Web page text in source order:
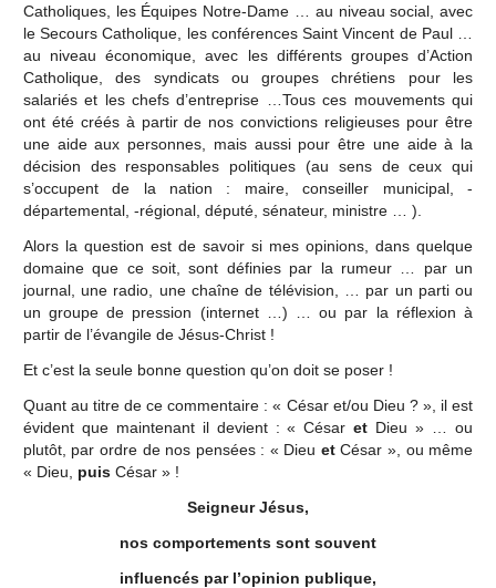
Catholiques, les Équipes Notre-Dame … au niveau social, avec
le Secours Catholique, les conférences Saint Vincent de Paul …
au niveau économique, avec les différents groupes d’Action
Catholique, des syndicats ou groupes chrétiens pour les
salariés et les chefs d’entreprise …Tous ces mouvements qui
ont été créés à partir de nos convictions religieuses pour être
une aide aux personnes, mais aussi pour être une aide à la
décision des responsables politiques (au sens de ceux qui
s’occupent de la nation : maire, conseiller municipal, -
départemental, -régional, député, sénateur, ministre … ).
Alors la question est de savoir si mes opinions, dans quelque
domaine que ce soit, sont définies par la rumeur … par un
journal, une radio, une chaîne de télévision, … par un parti ou
un groupe de pression (internet …) … ou par la réflexion à
partir de l’évangile de Jésus-Christ !
Et c’est la seule bonne question qu’on doit se poser !
Quant au titre de ce commentaire : « César et/ou Dieu ? », il est
évident que maintenant il devient : « Césaret Dieu » … ou
plutôt, par ordre de nos pensées : « Dieu etCésar », ou même
« Dieu, puisCésar » !
Seigneur Jésus,
nos comportements sont souvent
influencés par l’opinion publique,